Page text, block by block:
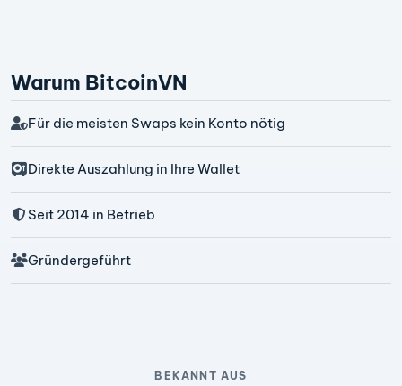
Warum BitcoinVN
Für die meisten Swaps kein Konto nötig
Direkte Auszahlung in Ihre Wallet
Seit 2014 in Betrieb
Gründergeführt
BEKANNT AUS